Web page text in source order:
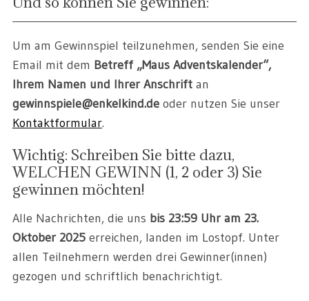
Um am Gewinnspiel teilzunehmen, senden Sie eine
Email mit dem Betreff „Maus Adventskalender“,
Ihrem Namen und Ihrer Anschrift an
gewinnspiele@enkelkind.deoder nutzen Sie unser
Kontaktformular.
Wichtig: Schreiben Sie bitte dazu,
WELCHEN GEWINN (1, 2 oder 3) Sie
gewinnen möchten!
Alle Nachrichten, die uns bis 23:59 Uhr am 23.
Oktober 2025 erreichen, landen im Lostopf. Unter
allen Teilnehmern werden drei Gewinner(innen)
gezogen und schriftlich benachrichtigt.